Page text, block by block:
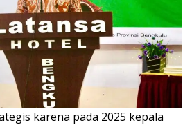
karena pada 2025 kepala